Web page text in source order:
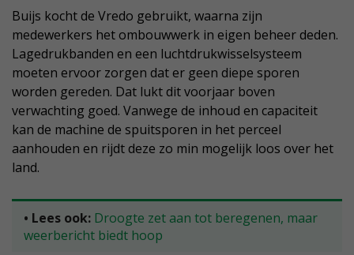
Buijs kocht de Vredo gebruikt, waarna zijn
medewerkers het ombouwwerk in eigen beheer deden.
Lagedrukbanden en een luchtdrukwisselsysteem
moeten ervoor zorgen dat er geen diepe sporen
worden gereden. Dat lukt dit voorjaar boven
verwachting goed. Vanwege de inhoud en capaciteit
kan de machine de spuitsporen in het perceel
aanhouden en rijdt deze zo min mogelijk loos over het
land.
• Lees ook: Droogte zet aan tot beregenen, maar
weerbericht biedt hoop